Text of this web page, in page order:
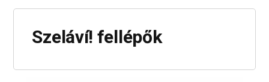
Szeláví! fellépők